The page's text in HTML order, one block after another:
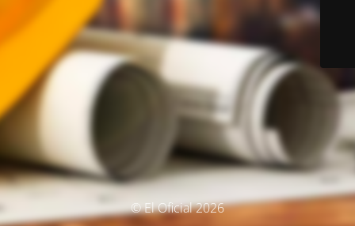
© El Oficial 2026